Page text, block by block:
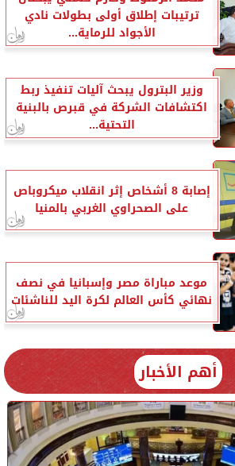
ترتيبات إطلاق أولى بطولات نادي
الأجواد للرماية...
وزير البترول يبحث آليات تنفيذ ربط
اكتشافات الشركة في قبرص بالبنية
التحتية...
إصابة 8 أشخاص إثر انقلاب ميكروباص
على الصحراوي الغربي بالمنيا
موعد مباراة مصر وإسبانيا في نصف
نهائي كأس العالم لكرة اليد للناشئات
أهم الأخبار